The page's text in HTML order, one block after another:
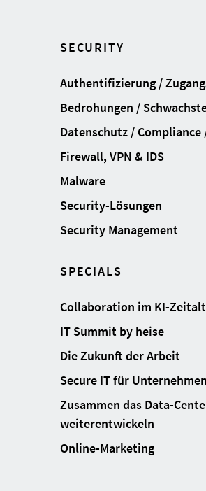
SECURITY
Authentifizierung /
Bedrohungen /
Datenschutz /
Firewall, VPN & IDS
Malware
Security-Lösungen
Security Management
SPECIALS
Collaboration im KI-
IT Summit by heise
Die Zukunft der Arbeit
Secure IT für Unternehmen
Zusammen das Data-
weiterentwickeln
Online-Marketing